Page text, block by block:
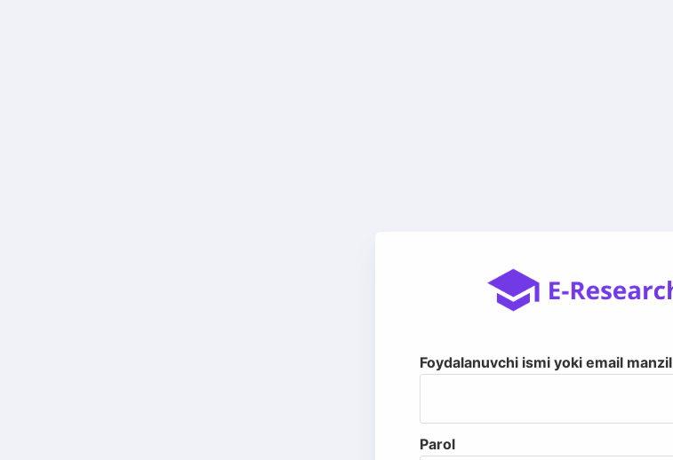
Foydalanuvchi ismi yoki email manzil
Parol